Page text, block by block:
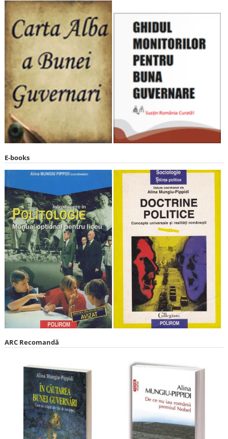
E-books
ARC Recomandă